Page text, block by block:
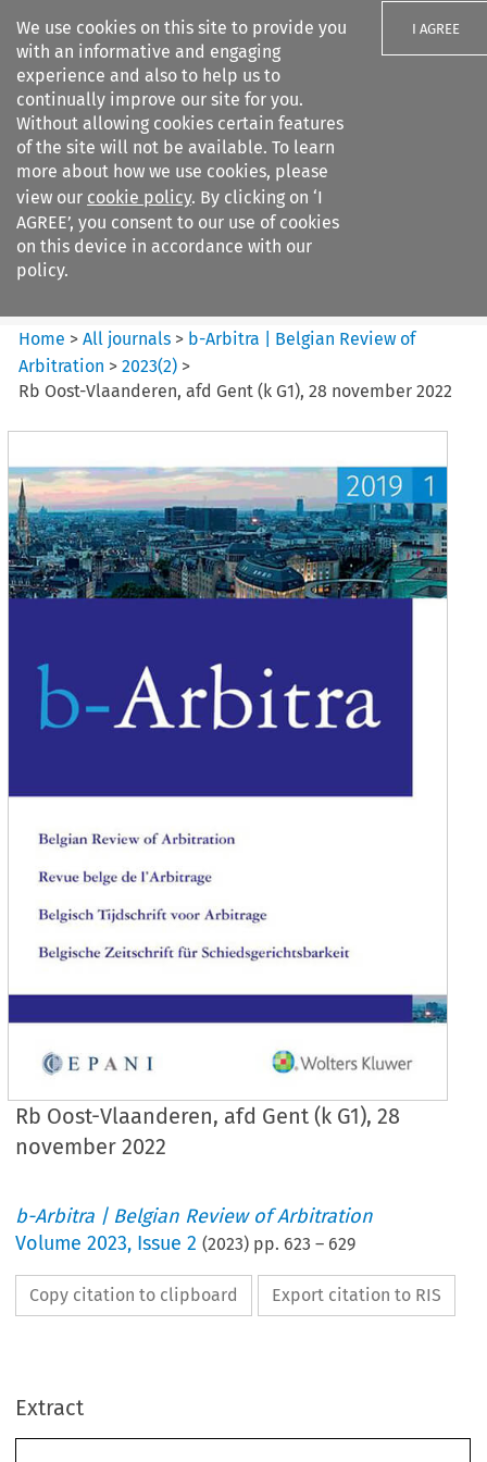
We use cookies on this site to provide you
with an informative and engaging
experience and also to help us to
continually improve our site for you.
Without allowing cookies certain features
of the site will not be available. To learn
more about how we use cookies, please
view our cookie policy. By clicking on ‘I
AGREE’, you consent to our use of cookies
on this device in accordance with our
policy.
I AGREE
Search filters
b-Arbitra %7C Belgian Review
of Arbitrat...
Home >All journals > b-Arbitra | Belgian Review of
Arbitration >2023(2) >
Rb Oost-Vlaanderen, afd Gent (k G1), 28 november 2022
Rb Oost-Vlaanderen, afd Gent (k G1), 28
november 2022
b-Arbitra | Belgian Review of Arbitration
Volume2023, Issue 2 (2023) pp. 623 – 629
Copy citation to clipboard Export citation to RIS
Extract
Rb . Oost-Vlaanderen, afd . Gent (k . G1), 28 november 2022